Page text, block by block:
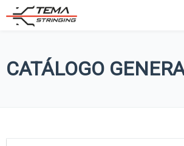
CATÁLOGO